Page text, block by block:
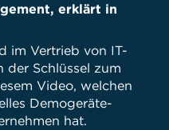
erklärt in
im Vertrieb von IT-
Schlüssel zum
Video, welchen
Demogeräte-
hat.